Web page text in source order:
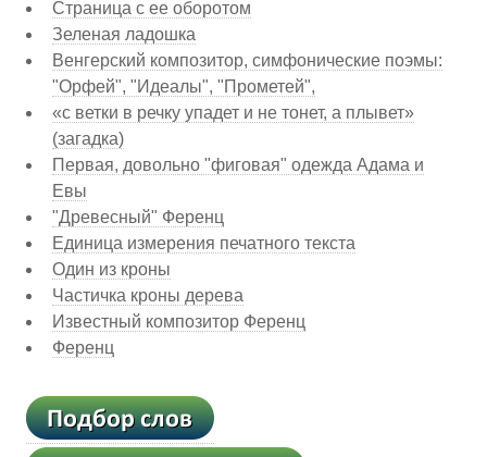
Страница с ее оборотом
Зеленая ладошка
Венгерский композитор, симфонические поэмы:
"Орфей", "Идеалы", "Прометей",
«с ветки в речку упадет и не тонет, а плывет»
(загадка)
Первая, довольно "фиговая" одежда Адама и
Евы
"Древесный" Ференц
Единица измерения печатного текста
Один из кроны
Частичка кроны дерева
Известный композитор Ференц
Ференц